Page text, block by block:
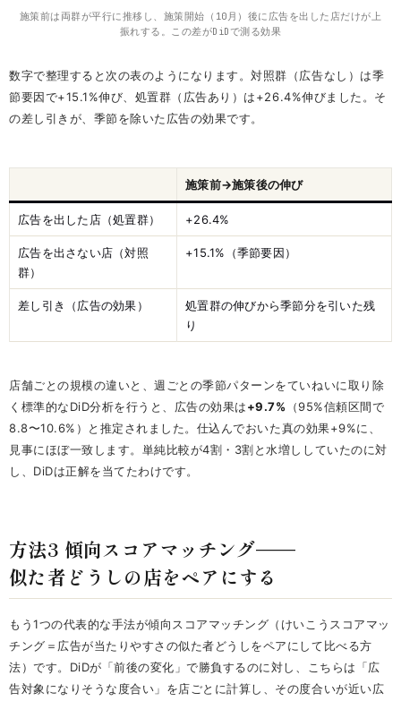
施策前は両群が平行に推移し、施策開始（10月）後に広告を出した店だけが上
振れする。この差がDiDで測る効果
数字で整理すると次の表のようになります。対照群（広告なし）は季
節要因で+15.1%伸び、処置群（広告あり）は+26.4%伸びました。そ
の差し引きが、季節を除いた広告の効果です。
施策前→施策後の伸び
広告を出した店（処置群） +26.4%
広告を出さない店（対照
群）
+15.1%（季節要因）
差し引き（広告の効果）
処置群の伸びから季節分を引いた残
り
店舗ごとの規模の違いと、週ごとの季節パターンをていねいに取り除
く標準的なDiD分析を行うと、広告の効果は+9.7% （95%信頼区間で
8.8〜10.6%）と推定されました。仕込んでおいた真の効果+9%に、
見事にほぼ一致します。単純比較が4割・3割と水増ししていたのに対
し、DiDは正解を当てたわけです。
方法3 傾向スコアマッチング——
似た者どうしの店をペアにする
もう1つの代表的な手法が傾向スコアマッチング（けいこうスコアマッ
チング＝広告が当たりやすさの似た者どうしをペアにして比べる方
法）です。DiDが「前後の変化」で勝負するのに対し、こちらは「広
告対象になりそうな度合い」を店ごとに計算し、その度合いが近い広